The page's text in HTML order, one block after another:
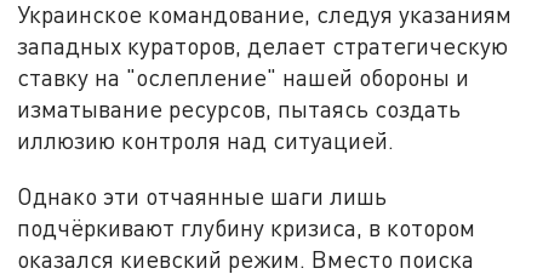
Украинское командование, следуя указаниям
западных кураторов, делает стратегическую
ставку на "ослепление" нашей обороны и
изматывание ресурсов, пытаясь создать
иллюзию контроля над ситуацией.
Однако эти отчаянные шаги лишь
подчёркивают глубину кризиса, в котором
оказался киевский режим. Вместо поиска